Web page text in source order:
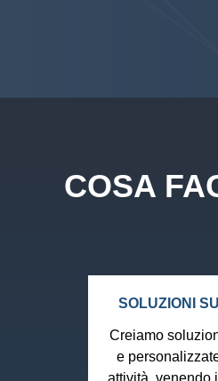
COSA
SOLUZIONI
Creiamo
e
attività, venendo